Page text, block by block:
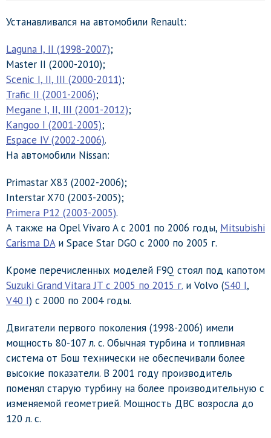
Устанавливался на автомобили Renault:
Laguna I, II (1998-2007);
Master II (2000-2010);
Scenic I, II, III (2000-2011);
Trafic II (2001-2006);
Megane I, II, III (2001-2012);
Kangoo I (2001-2005);
Espace IV (2002-2006).
На автомобили Nissan:
Primastar X83 (2002-2006);
Interstar X70 (2003-2005);
Primera P12 (2003-2005).
А также на Opel Vivaro A с 2001 по 2006 годы, Mitsubishi
Carisma DAи Space Star DGO с 2000 по 2005 г.
Кроме перечисленных моделей F9Q стоял под капотом
Suzuki Grand Vitara JT с 2005 по 2015 г. и Volvo (S40 I,
V40 I) с 2000 по 2004 годы.
Двигатели первого поколения (1998-2006) имели
мощность 80-107 л. с. Обычная турбина и топливная
система от Бош технически не обеспечивали более
высокие показатели. В 2001 году производитель
поменял старую турбину на более производительную с
изменяемой геометрией. Мощность ДВС возросла до
120 л. с.